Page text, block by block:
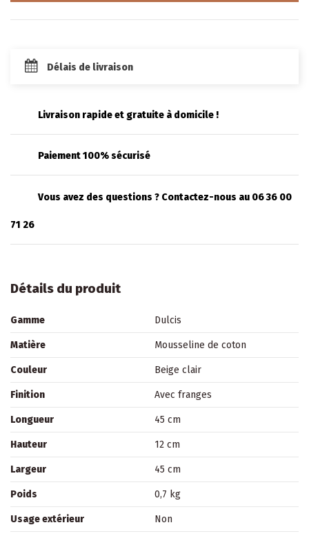
Délais de livraison
Livraison rapide et gratuite à domicile !
Paiement 100% sécurisé
Vous avez des questions ? Contactez-nous au 06 36 00
71 26
Détails du produit
Gamme Dulcis
Matière Mousseline de coton
Couleur Beige clair
Finition Avec franges
Longueur 45 cm
Hauteur 12 cm
Largeur 45 cm
Poids 0,7 kg
Usage extérieur Non